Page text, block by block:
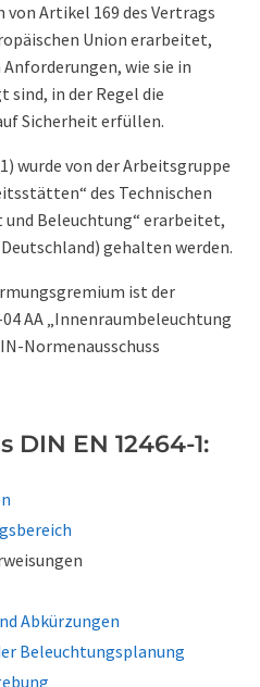
Artikel 169 des Vertrags
Union erarbeitet,
wie sie in
in der Regel die
Sicherheit erfüllen.
wurde von der Arbeitsgruppe
des Technischen
und Beleuchtung“ erarbeitet,
gehalten werden.
ist der
AA „Innenraumbeleuchtung
Normenausschuss
EN 12464-1:
Abkürzungen
Beleuchtungsplanung